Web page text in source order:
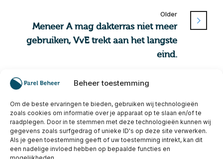
Beheer toestemming
Om de beste ervaringen te bieden, gebruiken wij technologieën
zoals cookies om informatie over je apparaat op te slaan en/of te
raadplegen. Door in te stemmen met deze technologieën kunnen wij
gegevens zoals surfgedrag of unieke ID's op deze site verwerken.
Als je geen toestemming geeft of uw toestemming intrekt, kan dit
een nadelige invloed hebben op bepaalde functies en
Older
Meneer A mag dakterras niet meer
gebruiken, VvE trekt aan het langste
eind.
Gerelateerde berichten